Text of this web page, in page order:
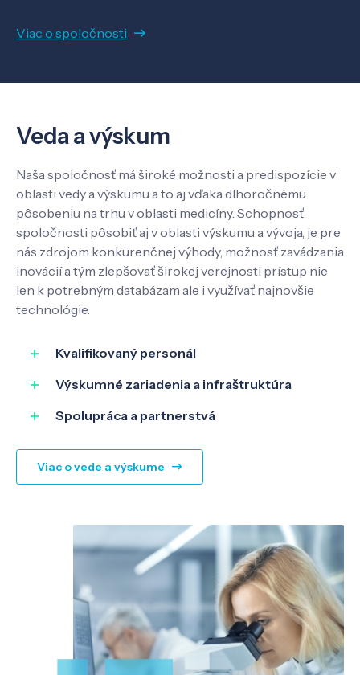
Know-how
O nás
Kontakt
SK EN
Viac o spoločnosti
Veda a výskum
Naša spoločnosť má široké možnosti a predispozície v
oblasti vedy a výskumu a to aj vďaka dlhoročnému
pôsobeniu na trhu v oblasti medicíny. Schopnosť
spoločnosti pôsobiť aj v oblasti výskumu a vývoja, je pre
nás zdrojom konkurenčnej výhody, možnosť zavádzania
inovácií a tým zlepšovať širokej verejnosti prístup nie
len k potrebným databázam ale i využívať najnovšie
technológie.
Kvalifikovaný personál
Výskumné zariadenia a infraštruktúra
Spolupráca a partnerstvá
Viac o vede a výskume